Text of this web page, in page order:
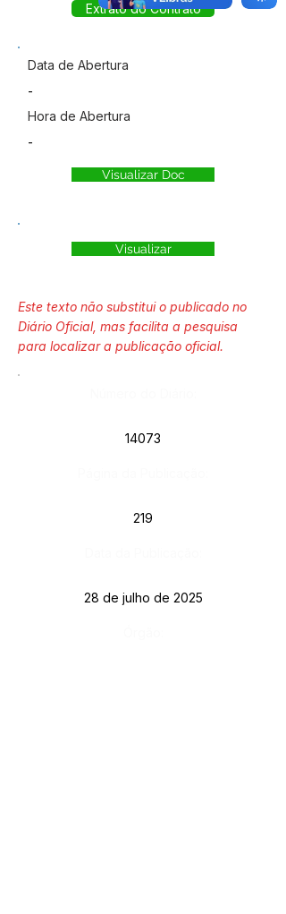
Extrato do Contrato
Data de Abertura
-
Hora de Abertura
-
Visualizar Doc
Visualizar
Este texto não substitui o publicado no
Diário Oficial, mas facilita a pesquisa
para localizar a publicação oficial.
14073
219
28 de julho de 2025